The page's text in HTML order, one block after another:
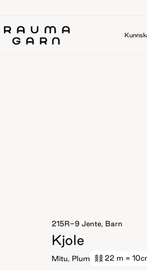
215R-9 Jente, Barn
Kjole
Mitu, Plum 22 m =